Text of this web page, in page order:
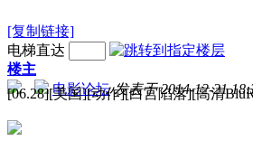
[复制链接]
电梯直达
楼主
电影论坛 发表于 2014-12-21
[06.28][美国][动作][白宫陷落][高清